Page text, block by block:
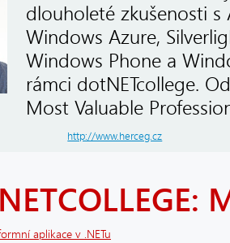
dlouholeté zkušenosti s
Windows Azure,
Windows Phone a
rámci dotNETcollege.
Most Valuable
http://www.herceg.cz
aplikace v .NETu